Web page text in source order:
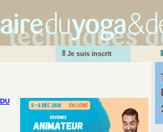
Je suis inscrit